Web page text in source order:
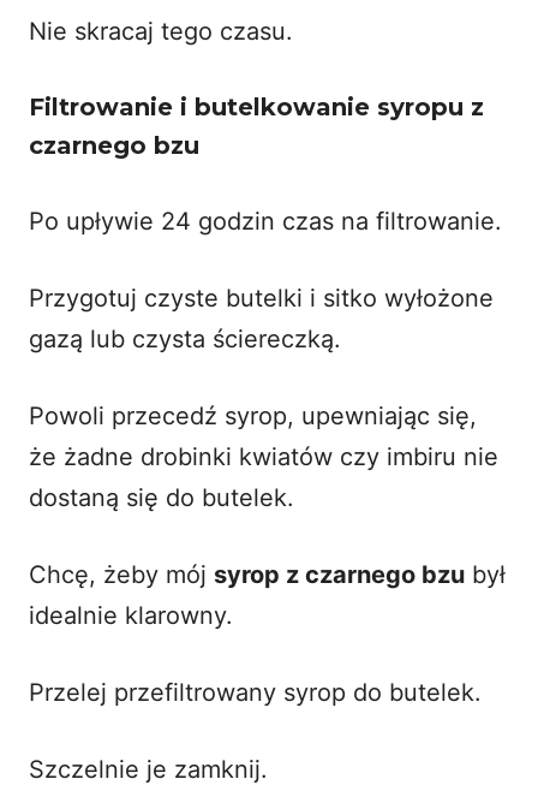
Nie skracaj tego czasu.
Filtrowanie i butelkowanie syropu z
czarnego bzu
Po upływie 24 godzin czas na filtrowanie.
Przygotuj czyste butelki i sitko wyłożone
gazą lub czysta ściereczką.
Powoli przecedź syrop, upewniając się,
że żadne drobinki kwiatów czy imbiru nie
dostaną się do butelek.
Chcę, żeby mój syrop z czarnego bzu był
idealnie klarowny.
Przelej przefiltrowany syrop do butelek.
Szczelnie je zamknij.